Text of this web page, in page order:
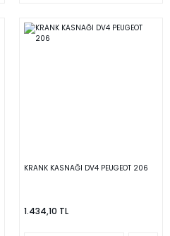
KRANK KASNAĞI DV4 PEUGEOT 206
1.434,10 TL